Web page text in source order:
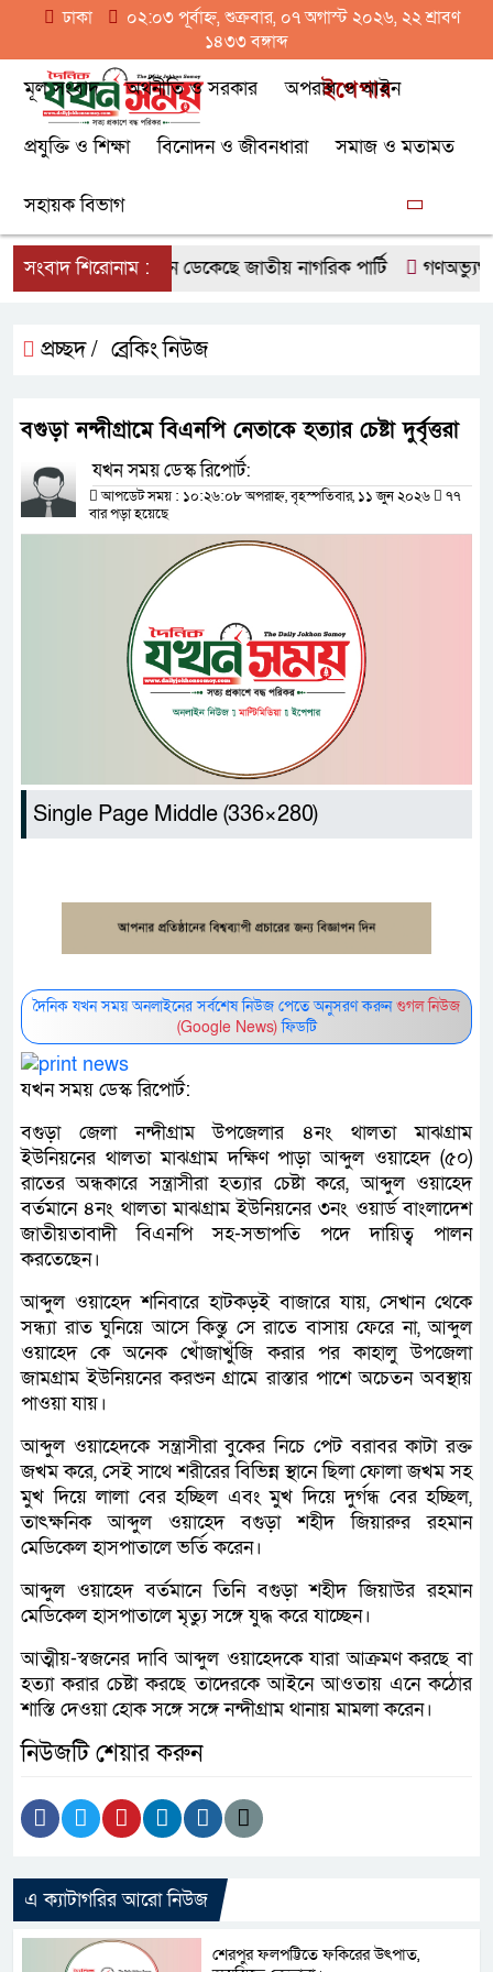
ঢাকা
০২:০৩ পূর্বাহ্ন, শুক্রবার, ০৭ অগাস্ট ২০২৬, ২২ শ্রাবণ
১৪৩৩ বঙ্গাব্দ
মূল সংবাদ অর্থনীতি ও সরকার অপরাধ ও আইন
প্রযুক্তি ও শিক্ষা বিনোদন ও জীবনধারা সমাজ ও মতামত
সহায়ক বিভাগ
ইপেপার
সংবাদ শিরোনাম :
সংবাদ সম্মেলন ডেকেছে জাতীয় নাগরিক পার্টি
প্রচ্ছদ / ব্রেকিং নিউজ
বগুড়া নন্দীগ্রামে বিএনপি নেতাকে হত্যার চেষ্টা দুর্বৃত্তরা
যখন সময় ডেস্ক রিপোর্ট:
আপডেট সময় : ১০:২৬:০৮ অপরাহ্ন, বৃহস্পতিবার, ১১ জুন ২০২৬
৭৭
বার পড়া হয়েছে
Single Page Middle (336×280)
দৈনিক যখন সময় অনলাইনের সর্বশেষ নিউজ পেতে অনুসরণ করুনগুগল নিউজ
(Google News)ফিডটি
যখন সময় ডেস্ক রিপোর্ট:
বগুড়া জেলা নন্দীগ্রাম উপজেলার ৪নং থালতা মাঝগ্রাম
ইউনিয়নের থালতা মাঝগ্রাম দক্ষিণ পাড়া আব্দুল ওয়াহেদ (৫০)
রাতের অন্ধকারে সন্ত্রাসীরা হত্যার চেষ্টা করে, আব্দুল ওয়াহেদ
বর্তমানে ৪নং থালতা মাঝগ্রাম ইউনিয়নের ৩নং ওয়ার্ড বাংলাদেশ
জাতীয়তাবাদী বিএনপি সহ-সভাপতি পদে দায়িত্ব পালন
করতেছেন।
আব্দুল ওয়াহেদ শনিবারে হাটকড়ই বাজারে যায়, সেখান থেকে
সন্ধ্যা রাত ঘুনিয়ে আসে কিন্তু সে রাতে বাসায় ফেরে না, আব্দুল
ওয়াহেদ কে অনেক খোঁজাখুঁজি করার পর কাহালু উপজেলা
জামগ্রাম ইউনিয়নের করশুন গ্রামে রাস্তার পাশে অচেতন অবস্থায়
পাওয়া যায়।
আব্দুল ওয়াহেদকে সন্ত্রাসীরা বুকের নিচে পেট বরাবর কাটা রক্ত
জখম করে, সেই সাথে শরীরের বিভিন্ন স্থানে ছিলা ফোলা জখম সহ
মুখ দিয়ে লালা বের হচ্ছিল এবং মুখ দিয়ে দুর্গন্ধ বের হচ্ছিল,
তাৎক্ষনিক আব্দুল ওয়াহেদ বগুড়া শহীদ জিয়ারুর রহমান
মেডিকেল হাসপাতালে ভর্তি করেন।
আব্দুল ওয়াহেদ বর্তমানে তিনি বগুড়া শহীদ জিয়াউর রহমান
মেডিকেল হাসপাতালে মৃত্যু সঙ্গে যুদ্ধ করে যাচ্ছেন।
আত্মীয়-স্বজনের দাবি আব্দুল ওয়াহেদকে যারা আক্রমণ করছে বা
হত্যা করার চেষ্টা করছে তাদেরকে আইনে আওতায় এনে কঠোর
শাস্তি দেওয়া হোক সঙ্গে সঙ্গে নন্দীগ্রাম থানায় মামলা করেন।
নিউজটি শেয়ার করুন
এ ক্যাটাগরির আরো নিউজ
শেরপুর ফলপট্টিতে ফকিরের উৎপাত,